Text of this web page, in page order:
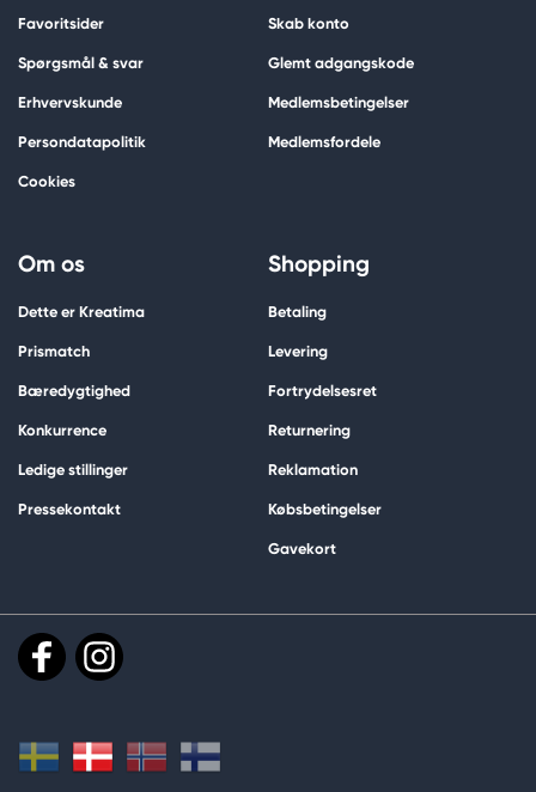
Favoritsider
Spørgsmål & svar
Erhvervskunde
Persondatapolitik
Cookies
Skab konto
Glemt adgangskode
Medlemsbetingelser
Medlemsfordele
Om os
Dette er Kreatima
Prismatch
Bæredygtighed
Konkurrence
Ledige stillinger
Pressekontakt
Shopping
Betaling
Levering
Fortrydelsesret
Returnering
Reklamation
Købsbetingelser
Gavekort